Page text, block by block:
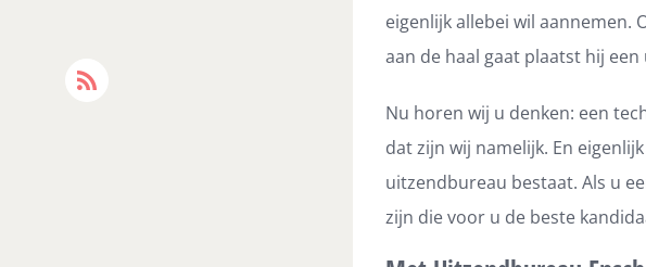
Rss
eigenlijk allebei wil
aan de haal gaat plaatst hij
Nu horen wij u denken: een
dat zijn wij namelijk. En
uitzendbureau bestaat. Als u
zijn die voor u de beste